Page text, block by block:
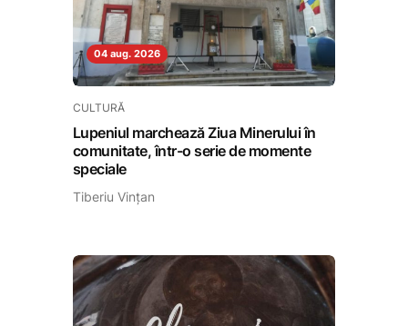
04 aug. 2026
CULTURĂ
Lupeniul marchează Ziua Minerului în
comunitate, într-o serie de momente
speciale
Tiberiu Vințan